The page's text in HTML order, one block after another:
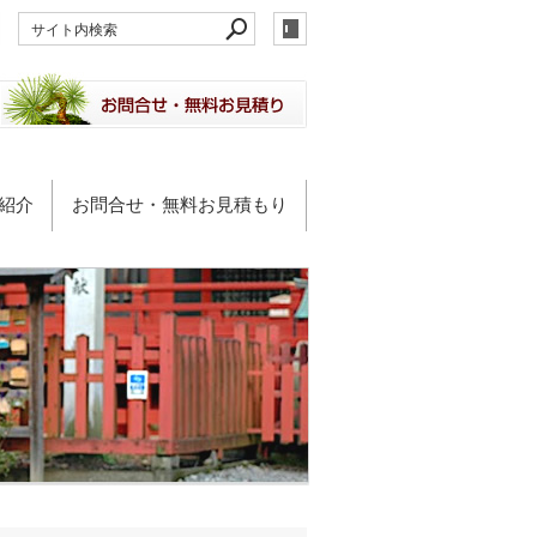
介 お問合せ・無料お見積もり